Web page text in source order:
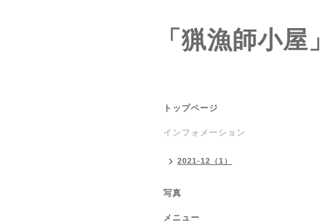
「猟漁師小
トップページ
インフォメーション
2021-12（1）
写真
メニュー